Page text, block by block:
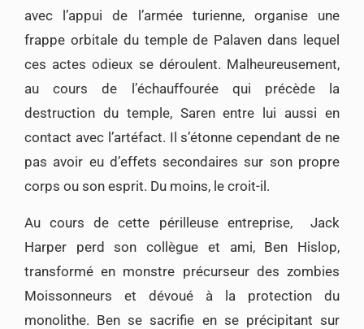
avec l’appui de l’armée turienne, organise une
frappe orbitale du temple de Palaven dans lequel
ces actes odieux se déroulent. Malheureusement,
au cours de l’échauffourée qui précède la
destruction du temple, Saren entre lui aussi en
contact avec l’artéfact. Il s’étonne cependant de ne
pas avoir eu d’effets secondaires sur son propre
corps ou son esprit. Du moins, le croit-il.
Au cours de cette périlleuse entreprise, Jack
Harper perd son collègue et ami, Ben Hislop,
transformé en monstre précurseur des zombies
Moissonneurs et dévoué à la protection du
monolithe. Ben se sacrifie en se précipitant sur